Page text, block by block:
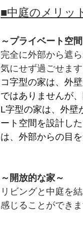
■中庭のメリッ
～プライベート空
完全に外部から遮
気にせず過ごせます
コ字型の家は、外
ではありませんが
L字型の家は、外壁
ート空間を設計し
は、外部からの目
～開放的な家～
リビングと中庭を
感じることができま